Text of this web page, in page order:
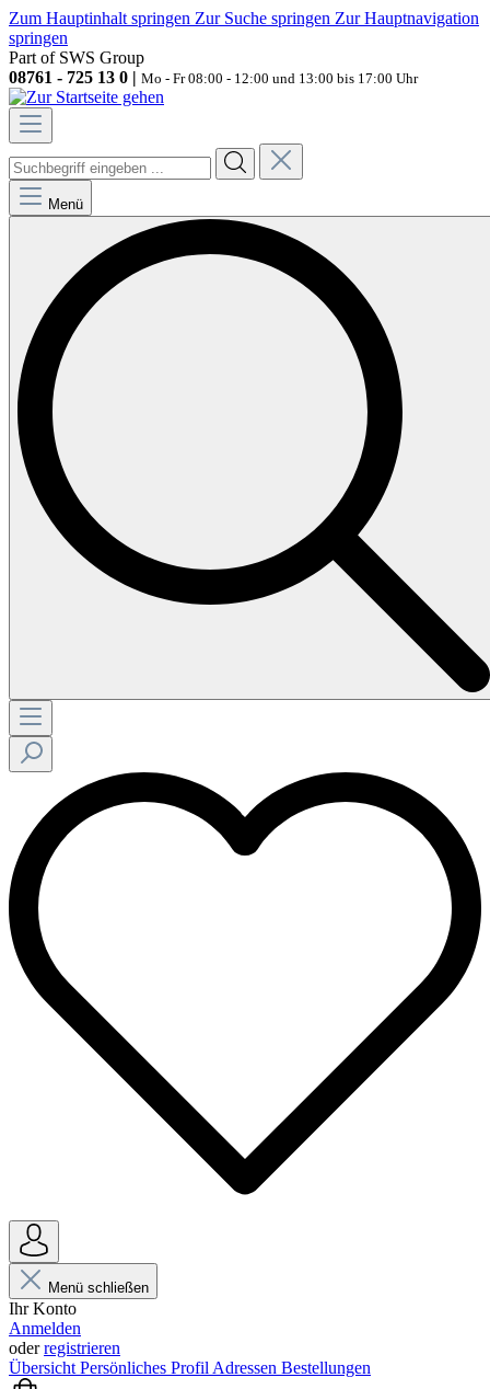
Zum Hauptinhalt springen Zur Suche springen Zur Hauptnavigation
springen
Part of SWS Group
08761 - 725 13 0 | Mo - Fr 08:00 - 12:00 und 13:00 bis 17:00 Uhr
Menü
Menü schließen
Ihr Konto
Anmelden
oderregistrieren
Übersicht Persönliches Profil Adressen Bestellungen